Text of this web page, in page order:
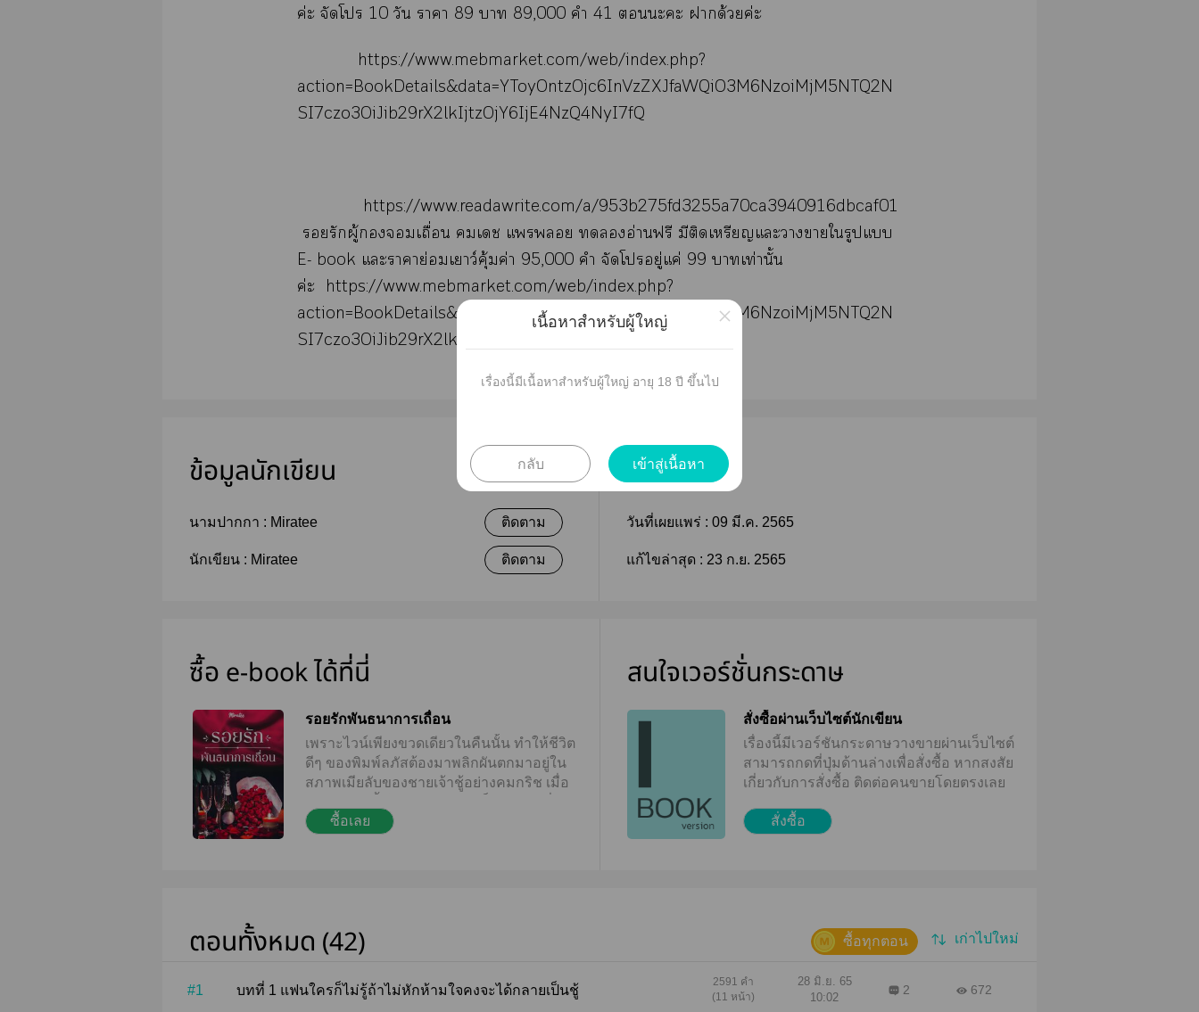
ค่ะ จัดโ 10 วัน าา 89 า 89,000 คำ 41 ะะ าด้วยค่ะ
https://www.mebmarket.com/web/index.php?
action=BookDetails&data=YToyOntzOjc6InVzZXJfaWQiO3M6NzoiMjM5NTQ2N
SI7czo3OiJib29rX2lkIjtzOjY6IjE4NzQ4NyI7fQ
https://www.readawrite.com/a/953b275fd3255a70ca3940916dbcaf01
รักผู้เถื่อน เ แ อ่านฟรี มีติดเหรียญแะาาใรูปแ
E- book แะาาย่อมเยาว์คุ้มค่า 95,000 คำ จัดโอยู่แค่ 99 าเท่านั้น
ค่ะ https://www.mebmarket.com/web/index.php?
action=BookDetails&data=YToyOntzOjc6InVzZXJfaWQiO3M6NzoiMjM5NTQ2N
SI7czo3OiJib29rX2lkIjtzOjY6IjE1MjA5NSI7fQ
ข้อมูลนักเขียน
นามปากกา : Miratee ติดตาม
นักเขียน : Miratee ติดตาม
เผยแพร่
วันที่เผยแพร่ : 09 มี.ค. 2565
แก้ไขล่าสุด : 23 ก.ย. 2565
ซื้อ e-book ได้ที่นี่
รอยรักพันธนาการเถื่อน
เพราะไวน์เพียงขวดเดียวในคืนนั้น ทำให้ชีวิต
ดีๆ ของพิมพ์ลภัสต้องมาพลิกผันตกมาอยู่ใน
สภาพเมียลับของชายเจ้าชู้อย่างคมกริช เมื่อ
นาการพิมพ์ลภัสไว้กับคมกริชตลอดไป "ผม
กาญจนบุรีให้ผม"
ซื้อเลย
สนใจเวอร์ชั่นกระดาษ
สั่งซื้อผ่านเว็บไซต์นักเขียน
เรื่องนี้มีเวอร์ชันกระดาษวางขายผ่านเว็บไซต์
สามารถกดที่ปุ่มด้านล่างเพื่อสั่งซื้อ หากสงสัย
เกี่ยวกับการสั่งซื้อ ติดต่อคนขายโดยตรงเลย
สั่งซื้อ
ตอนทั้งหมด (42) เก่าไปใหม่
ซื้อทุกตอน
#1 บทที่ 1 แฟนใครก็ไม่รู้ถ้าไม่หักห้ามใจคงจะได้กลายเป็นชู้
2591 คำ
(11 หน้า)
28 มิ.ย. 65
10:02
2 672
เนื้อหาสำหรับผู้ใหญ่
เรื่องนี้มีเนื้อหาสำหรับผู้ใหญ่ อายุ 18 ปี ขึ้นไป
กลับ เข้าสู่เนื้อหา
×